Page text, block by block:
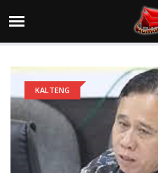
KALTENG